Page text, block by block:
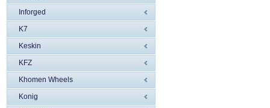
Inforged
K7
Keskin
KFZ
Khomen Wheels
Konig